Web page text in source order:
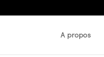
A propos